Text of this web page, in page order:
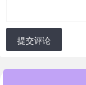
提交评论